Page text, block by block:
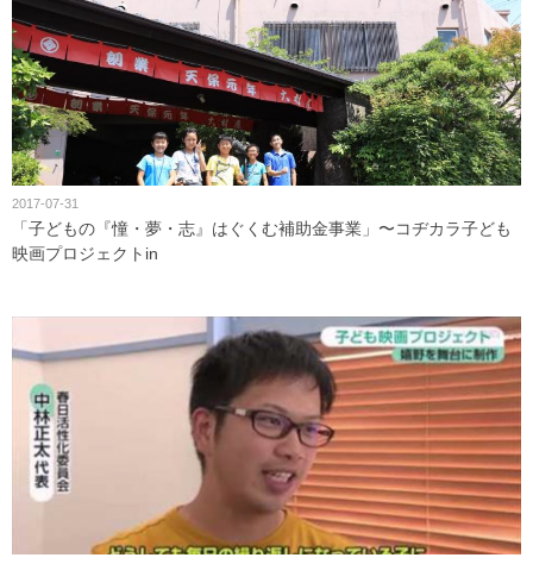
2017-07-31
「子どもの『憧・夢・志』はぐくむ補助金事業」〜コヂカラ子ども
映画プロジェクトin